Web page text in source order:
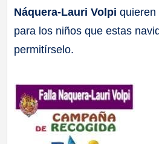
Náquera-Lauri Volpi quieren
para los niños que estas
permitírselo.